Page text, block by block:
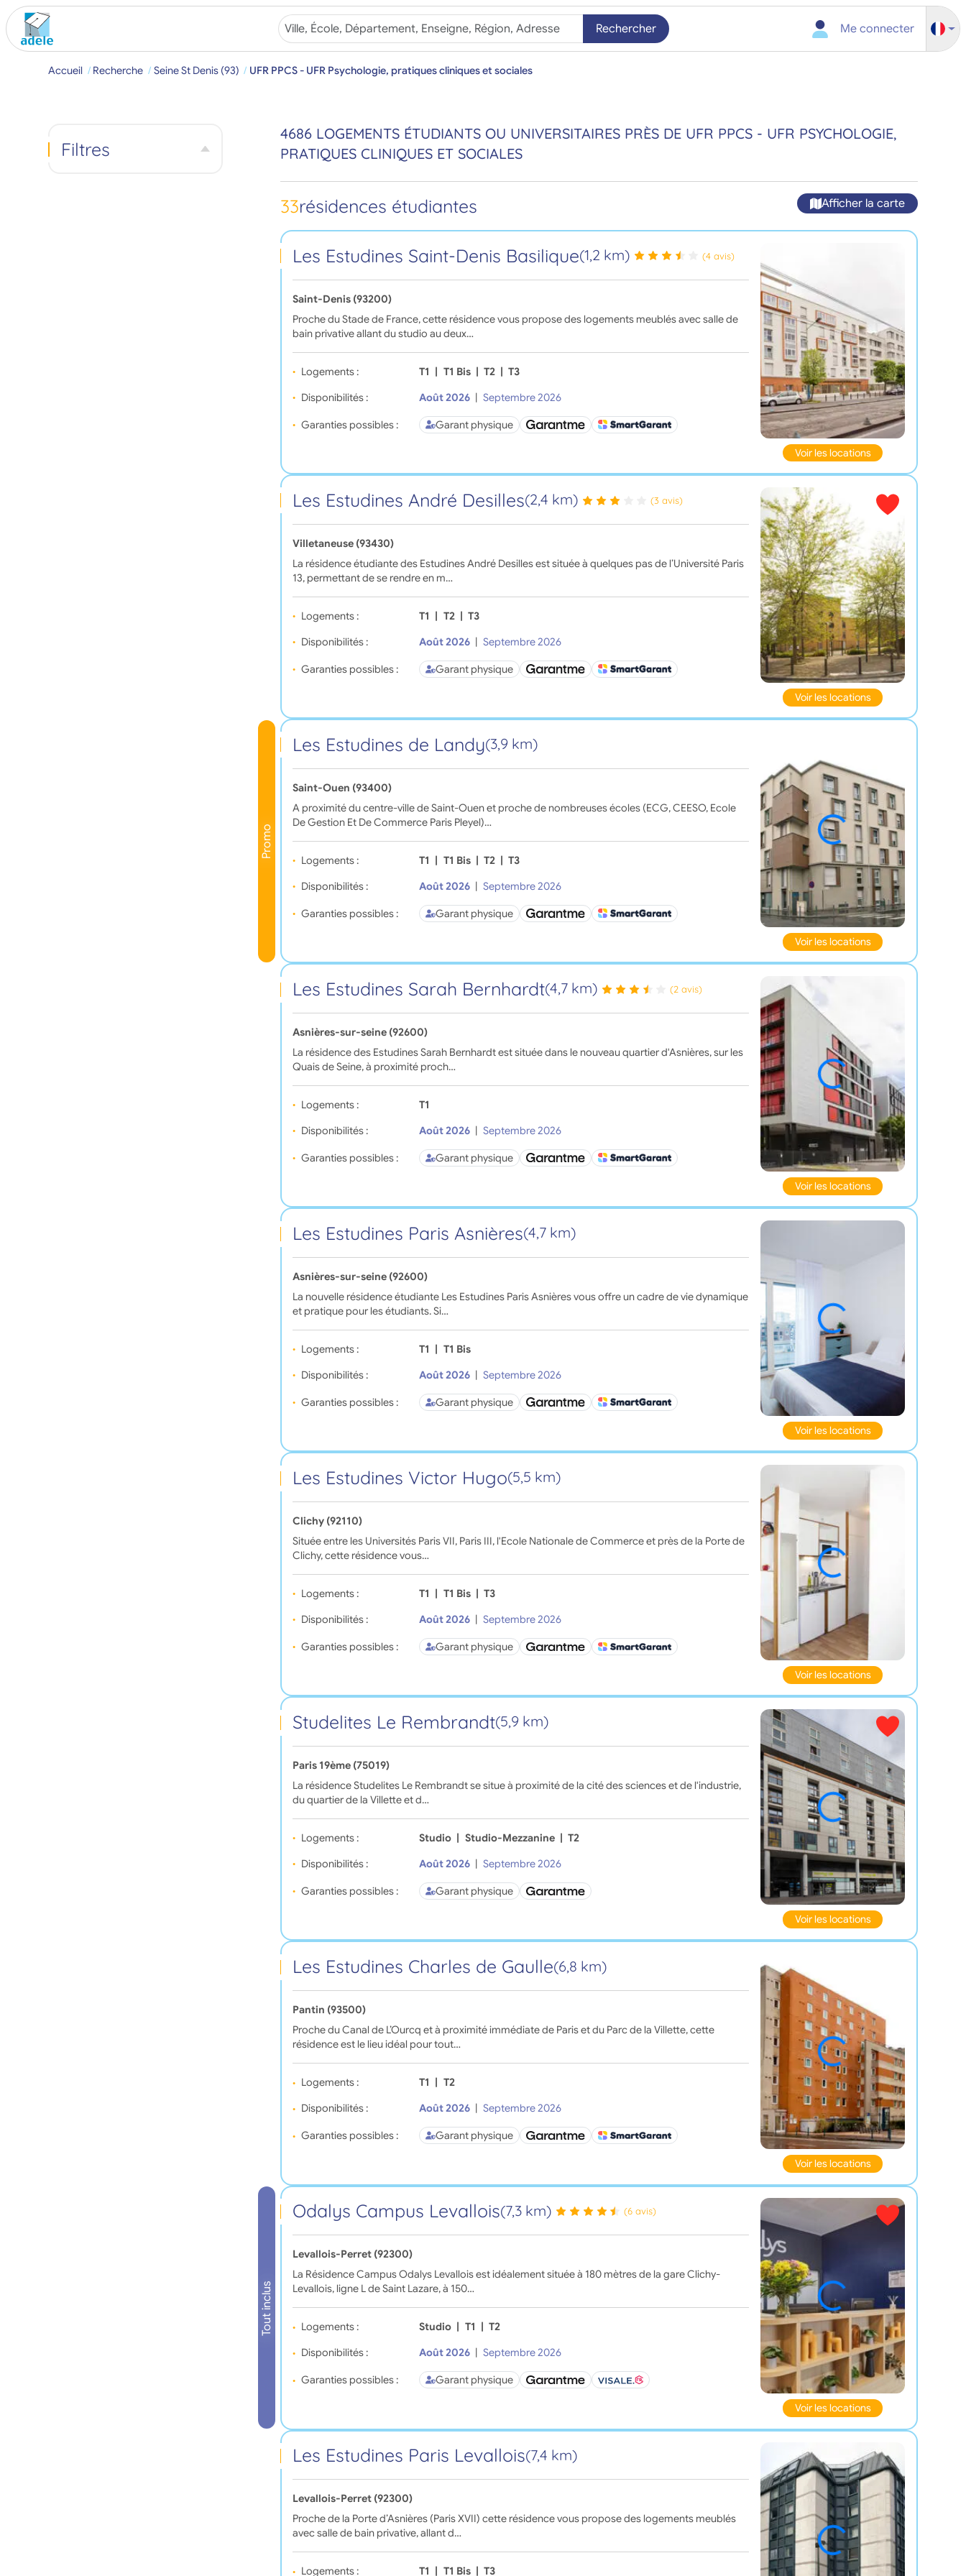
Rechercher Me connecter
Accueil Recherche Seine St Denis (93) UFR PPCS - UFR Psychologie, pratiques cliniques et sociales
4686 LOGEMENTS ÉTUDIANTS OU UNIVERSITAIRES PRÈS DE UFR PPCS - UFR PSYCHOLOGIE,
PRATIQUES CLINIQUES ET SOCIALES
33résidences étudiantes Afficher la carte
Les Estudines Saint-Denis Basilique(1,2 km) (4 avis)
Saint-Denis (93200)
Proche du Stade de France, cette résidence vous propose des logements meublés avec salle de
bain privative allant du studio au deux…
Logements : T1 | T1 Bis | T2 | T3
Disponibilités :
Août 2026 | Septembre 2026
Garanties possibles : Garant physique
Voir les locations
Les Estudines André Desilles(2,4 km) (3 avis)
Villetaneuse (93430)
La résidence étudiante des Estudines André Desilles est située à quelques pas de l’Université Paris
13, permettant de se rendre en m…
Logements : T1 | T2 | T3
Disponibilités :
Août 2026 | Septembre 2026
Garanties possibles : Garant physique
Voir les locations
Promo
Les Estudines de Landy(3,9 km)
Saint-Ouen (93400)
A proximité du centre-ville de Saint-Ouen et proche de nombreuses écoles (ECG, CEESO, Ecole
De Gestion Et De Commerce Paris Pleyel)…
Logements : T1 | T1 Bis | T2 | T3
Disponibilités :
Août 2026 | Septembre 2026
Garanties possibles : Garant physique
Voir les locations
Les Estudines Sarah Bernhardt(4,7 km) (2 avis)
Asnières-sur-seine (92600)
La résidence des Estudines Sarah Bernhardt est située dans le nouveau quartier d'Asnières, sur les
Quais de Seine, à proximité proch…
Logements :
T1
Disponibilités :
Août 2026 | Septembre 2026
Garanties possibles : Garant physique
Voir les locations
Les Estudines Paris Asnières(4,7 km)
Asnières-sur-seine (92600)
La nouvelle résidence étudiante Les Estudines Paris Asnières vous offre un cadre de vie dynamique
et pratique pour les étudiants. Si…
Logements : T1 | T1 Bis
Disponibilités :
Août 2026 | Septembre 2026
Garanties possibles : Garant physique
Voir les locations
Les Estudines Victor Hugo(5,5 km)
Clichy (92110)
Située entre les Universités Paris VII, Paris III, l'Ecole Nationale de Commerce et près de la Porte de
Clichy, cette résidence vous…
Logements : T1 | T1 Bis | T3
Disponibilités :
Août 2026 | Septembre 2026
Garanties possibles : Garant physique
Voir les locations
Studelites Le Rembrandt(5,9 km)
Paris 19ème (75019)
La résidence Studelites Le Rembrandt se situe à proximité de la cité des sciences et de l'industrie,
du quartier de la Villette et d…
Logements : Studio | Studio-Mezzanine | T2
Disponibilités :
Août 2026 | Septembre 2026
Garanties possibles : Garant physique
Voir les locations
Les Estudines Charles de Gaulle(6,8 km)
Pantin (93500)
Proche du Canal de L’Ourcq et à proximité immédiate de Paris et du Parc de la Villette, cette
résidence est le lieu idéal pour tout…
Logements : T1 | T2
Disponibilités :
Août 2026 | Septembre 2026
Garanties possibles : Garant physique
Voir les locations
Tout inclus
Odalys Campus Levallois(7,3 km) (6 avis)
Levallois-Perret (92300)
La Résidence Campus Odalys Levallois est idéalement située à 180 mètres de la gare Clichy-
Levallois, ligne L de Saint Lazare, à 150…
Logements : Studio | T1 | T2
Disponibilités :
Août 2026 | Septembre 2026
Garanties possibles : Garant physique
Voir les locations
Les Estudines Paris Levallois(7,4 km)
Levallois-Perret (92300)
Proche de la Porte d’Asnières (Paris XVII) cette résidence vous propose des logements meublés
avec salle de bain privative, allant d…
Logements : T1 | T1 Bis | T3
Filtres